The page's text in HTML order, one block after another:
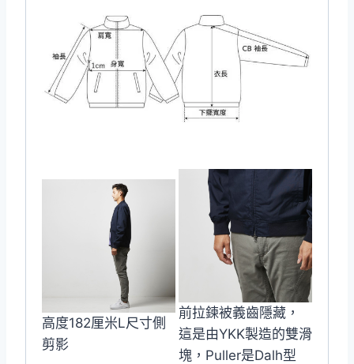
高度182厘米L尺寸側
剪影
前拉鍊被義齒隱藏，
這是由YKK製造的雙滑
塊，Puller是Dalh型